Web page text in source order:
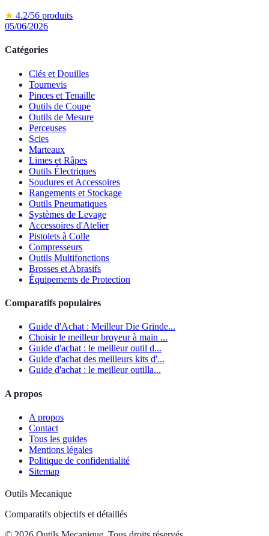
★ 4.2/56 produits
05/06/2026
Catégories
Clés et Douilles
Tournevis
Pinces et Tenaille
Outils de Coupe
Outils de Mesure
Perceuses
Scies
Marteaux
Limes et Râpes
Outils Électriques
Soudures et Accessoires
Rangements et Stockage
Outils Pneumatiques
Systèmes de Levage
Accessoires d'Atelier
Pistolets à Colle
Compresseurs
Outils Multifonctions
Brosses et Abrasifs
Équipements de Protection
Comparatifs populaires
Guide d'Achat : Meilleur Die Grinde...
Choisir le meilleur broyeur à main ...
Guide d'achat : le meilleur outil d...
Guide d'achat des meilleurs kits d'...
Guide d'achat : le meilleur outilla...
A propos
A propos
Contact
Tous les guides
Mentions légales
Politique de confidentialité
Sitemap
Outils Mecanique
Comparatifs objectifs et détaillés